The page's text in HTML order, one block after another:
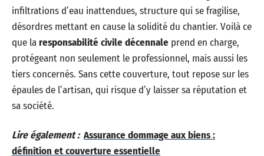
infiltrations d’eau inattendues, structure qui se fragilise,
désordres mettant en cause la solidité du chantier. Voilà ce
que laresponsabilité civile décennale prend en charge,
protégeant non seulement le professionnel, mais aussi les
tiers concernés. Sans cette couverture, tout repose sur les
épaules de l’artisan, qui risque d’y laisser sa réputation et
sa société.
Lire également : Assurance dommage aux biens :
définition et couverture essentielle